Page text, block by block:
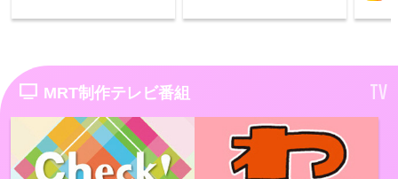
MRT制作テレビ番組 TV